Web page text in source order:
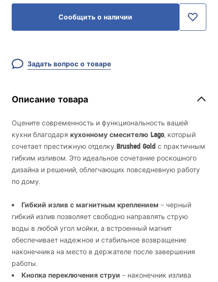
Сообщить о наличии
Задать вопрос о товаре
Описание товара
Оцените современность и функциональность вашей
кухни благодаря кухонному смесителю Lago, который
сочетает престижную отделку Brushed Gold с практичным
гибким изливом. Это идеальное сочетание роскошного
дизайна и решений, облегчающих повседневную работу
по дому.
Гибкий излив с магнитным креплением – черный
гибкий излив позволяет свободно направлять струю
воды в любой угол мойки, а встроенный магнит
обеспечивает надежное и стабильное возвращение
наконечника на место в держателе после завершения
работы.
Кнопка переключения струи – наконечник излива